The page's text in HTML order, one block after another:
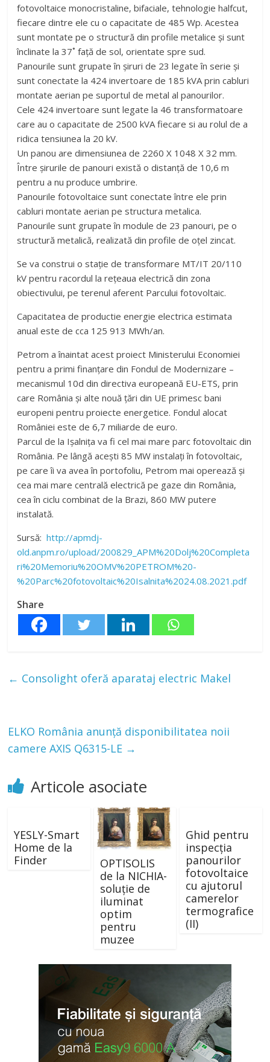
fotovoltaice monocristaline, bifaciale, tehnologie halfcut,
fiecare dintre ele cu o capacitate de 485 Wp. Acestea
sunt montate pe o structură din profile metalice şi sunt
înclinate la 37˚ faţă de sol, orientate spre sud.
Panourile sunt grupate în şiruri de 23 legate în serie şi
sunt conectate la 424 invertoare de 185 kVA prin cabluri
montate aerian pe suportul de metal al panourilor.
Cele 424 invertoare sunt legate la 46 transformatoare
care au o capacitate de 2500 kVA fiecare si au rolul de a
ridica tensiunea la 20 kV.
Un panou are dimensiunea de 2260 X 1048 X 32 mm.
Între şirurile de panouri există o distanţă de 10,6 m
pentru a nu produce umbrire.
Panourile fotovoltaice sunt conectate între ele prin
cabluri montate aerian pe structura metalica.
Panourile sunt grupate în module de 23 panouri, pe o
structură metalică, realizată din profile de oţel zincat.
Se va construi o staţie de transformare MT/IT 20/110
kV pentru racordul la reţeaua electrică din zona
obiectivului, pe terenul aferent Parcului fotovoltaic.
Capacitatea de productie energie electrica estimata
anual este de cca 125 913 MWh/an.
Petrom a înaintat acest proiect Ministerului Economiei
pentru a primi finanțare din Fondul de Modernizare –
mecanismul 10d din directiva europeană EU-ETS, prin
care România și alte nouă țări din UE primesc bani
europeni pentru proiecte energetice. Fondul alocat
României este de 6,7 miliarde de euro.
Parcul de la Ișalnița va fi cel mai mare parc fotovoltaic din
România. Pe lângă aceşti 85 MW instalaţi în fotovoltaic,
pe care îi va avea în portofoliu, Petrom mai operează și
cea mai mare centrală electrică pe gaze din România,
cea în ciclu combinat de la Brazi, 860 MW putere
instalată.
Sursă:http://apmdj-
old.anpm.ro/upload/200829_APM%20Dolj%20Completa
ri%20Memoriu%20OMV%20PETROM%20-
%20Parc%20fotovoltaic%20Isalnita%2024.08.2021.pdf
Share
← Consolight oferă aparataj electric Makel
ELKO România anunță disponibilitatea noii
camere AXIS Q6315-LE →
Articole asociate
YESLY-Smart
Home de la
Finder
OPTISOLIS
de la NICHIA-
soluție de
iluminat
optim
pentru
muzee
Ghid pentru
inspecția
panourilor
fotovoltaice
cu ajutorul
camerelor
termografice
(II)